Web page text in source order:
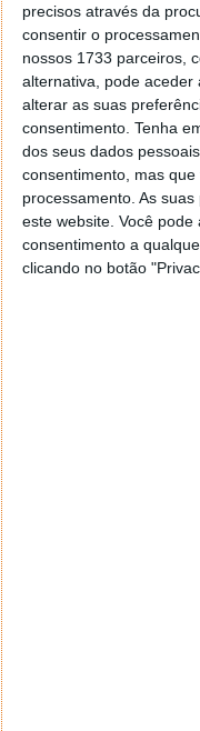
precisos através da
consentir o
nossos 1733 parceiros,
alternativa, pode aceder
alterar as suas
consentimento. Tenha
dos seus dados
consentimento, mas
processamento. As
este website. Você
consentimento a
clicando no botão